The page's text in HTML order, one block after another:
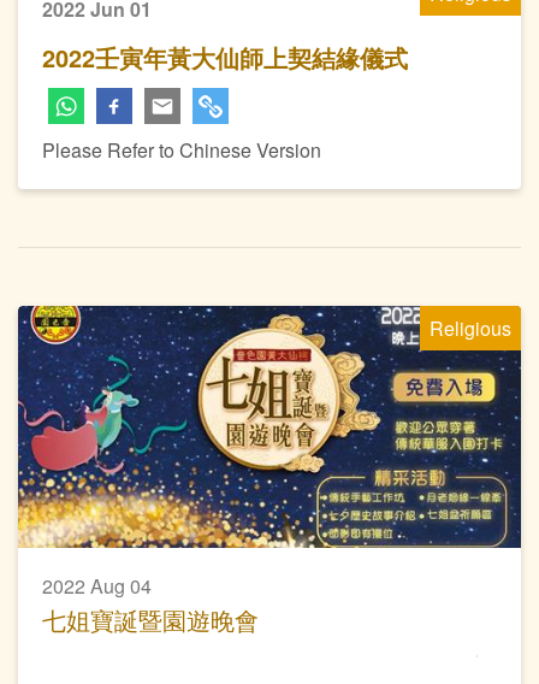
2022 Jun 01
2022壬寅年黃大仙師上契結緣儀式
Please Refer to Chinese Version
Religious
2022 Aug 04
七姐寶誕暨園遊晚會